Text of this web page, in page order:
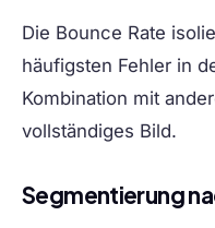
Die Bounce Rate
häufigsten Fehler in
Kombination mit
vollständiges Bild.
Segmentierung